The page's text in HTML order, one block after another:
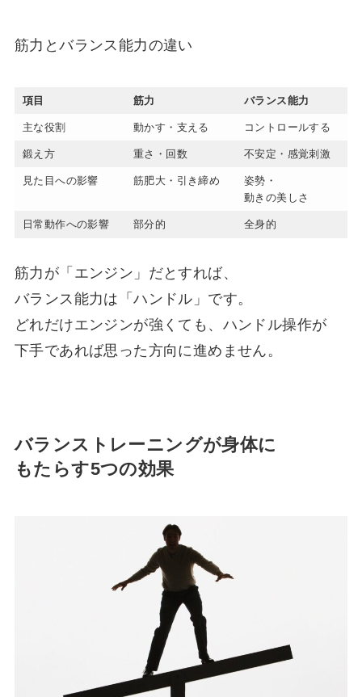
筋力とバランス能力の違い
項目 筋力 バランス能力
主な役割 動かす・支える コントロールする
鍛え方 重さ・回数 不安定・感覚刺激
見た目への影響 筋肥大・引き締め
姿勢・
動きの美しさ
日常動作への影響 部分的 全身的
筋力が「エンジン」だとすれば、
バランス能力は「ハンドル」です。
どれだけエンジンが強くても、ハンドル操作が
下手であれば思った方向に進めません。
バランストレーニングが身体に
もたらす5つの効果